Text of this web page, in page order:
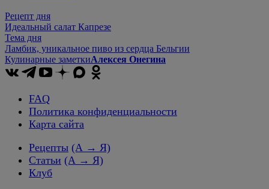
Рецепт дня
Идеальный салат Капрезе
Тема дня
Ламбик, уникальное пиво из сердца Бельгии
Кулинарные заметкиАлексея Онегина
FAQ
Политика конфиденциальности
Карта сайта
Рецепты (А → Я)
Статьи (А → Я)
Клуб